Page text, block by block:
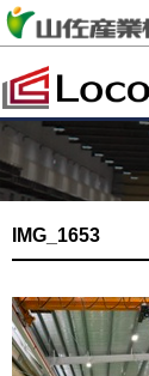
IMG_1653